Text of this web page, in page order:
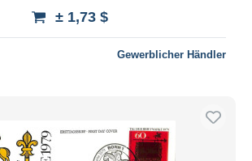
± 1,73 $
Gewerblicher Händler